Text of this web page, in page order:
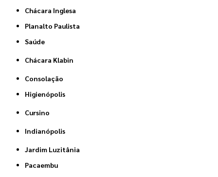
Chácara Inglesa
Planalto Paulista
Saúde
Chácara Klabin
Consolação
Higienópolis
Cursino
Indianópolis
Jardim Luzitânia
Pacaembu